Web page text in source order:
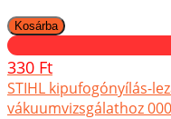
330 Ft
STIHL kipufogónyílás-
vákuumvizsgálathoz